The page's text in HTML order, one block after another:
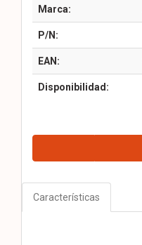
Marca:
P/N:
EAN:
Disponibilidad:
Características